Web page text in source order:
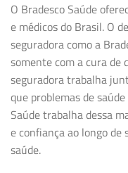
O Bradesco Saúde
e médicos do Brasil. O
seguradora como a
somente com a cura de
seguradora trabalha
que problemas de
Saúde trabalha dessa
e confiança ao longo
saúde.